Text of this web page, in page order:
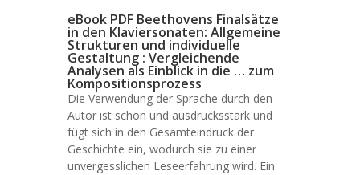
eBook PDF Beethovens Finalsätze
in den Klaviersonaten: Allgemeine
Strukturen und individuelle
Gestaltung : Vergleichende
Analysen als Einblick in die … zum
Kompositionsprozess
Die Verwendung der Sprache durch den
Autor ist schön und ausdrucksstark und
fügt sich in den Gesamteindruck der
Geschichte ein, wodurch sie zu einer
unvergesslichen Leseerfahrung wird. Ein